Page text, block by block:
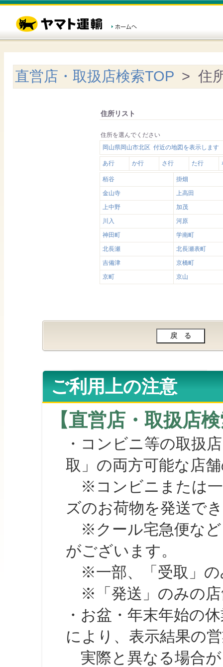
直営店・取扱店検索TOP > 住
住所リスト
住所を選んでください
岡山県岡山市北区 付近の地図を表示します
あ行 か行 さ行 た行
栢谷
掛畑
金山寺
上高田
上中野
加茂
川入
河原
神田町
学南町
北長瀬
北長瀬表町
吉備津
京橋町
京町
京山
ご利用上の注意
【直営店・取扱店
・コンビニ等の取扱
取」の両方可能な店
※コンビニまたは一
ズのお荷物を発送で
※クール宅急便など
がございます。
※一部、「受取」の
※「発送」のみの店
・お盆・年末年始の
により、表示結果の
実際と異なる場合が